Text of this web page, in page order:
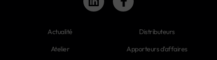
Actualité
Atelier
Distributeurs
Apporteurs d'affaires